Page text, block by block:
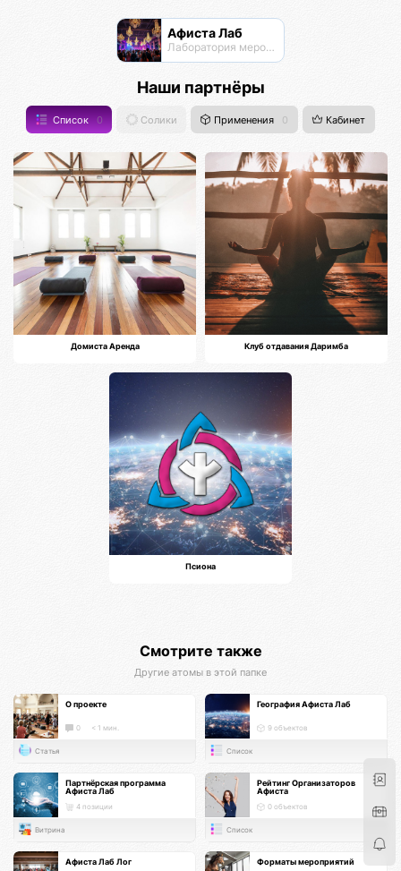
Афиста Лаб
Лаборатория мероприятий
Наши партнёры
Список 0 Солики Применения 0 Кабинет
Домиста Аренда Клуб отдавания Даримба
Псиона
Смотрите также
Другие атомы в этой папке
О проекте
0 < 1 мин.
Статья
География Афиста Лаб
9 объектов
Список
Партнёрская программа
Афиста Лаб
4 позиции
Витрина
Рейтинг Организаторов
Афиста
0 объектов
Список
Афиста Лаб Лог Форматы мероприятий